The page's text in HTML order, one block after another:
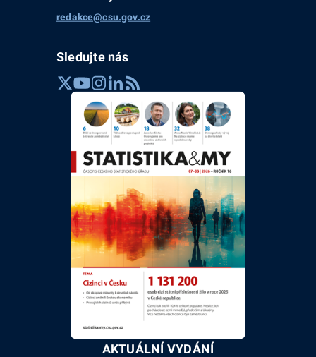
redakce@csu.gov.cz
Sledujte nás
AKTUÁLNÍ VYDÁNÍ